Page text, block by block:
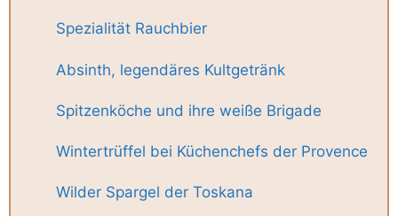
Spezialität Rauchbier
Absinth, legendäres Kultgetränk
Spitzenköche und ihre weiße Brigade
Wintertrüffel bei Küchenchefs der Provence
Wilder Spargel der Toskana